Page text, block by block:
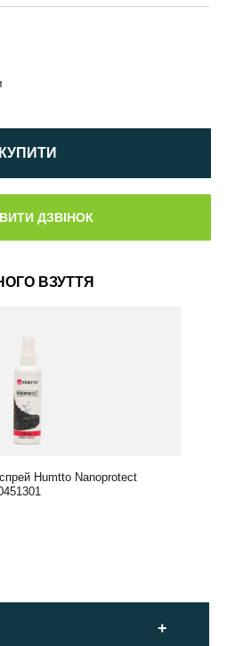
КУПИТИ
ВЗУТТЯ
Humtto Nanoprotect